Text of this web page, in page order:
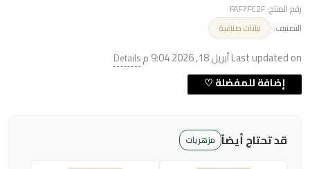
رقم المنتج:FAF7FC2F
التصنيف:
نباتات صناعية
Last updated on أبريل 18, 2026 9:04 م Details
قد تحتاج أيضاً مزهريات